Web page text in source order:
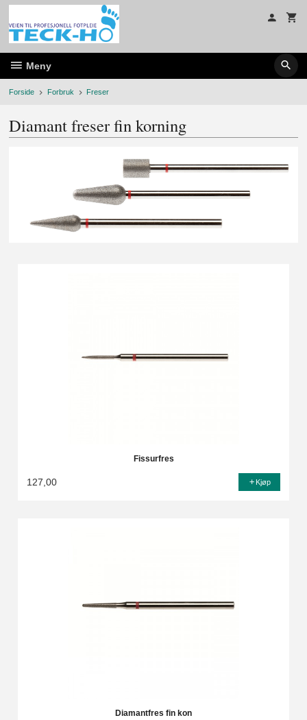
Gå
innholdet
Meny
Forside Forbruk Freser
Diamant freser fin korning
Fissurfres
127,00 Kjøp
Diamantfres fin kon